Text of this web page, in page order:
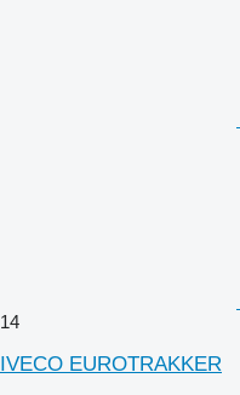
14
IVECO EUROTRAKKER